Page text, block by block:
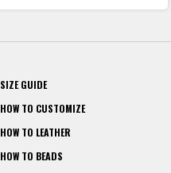
SIZE GUIDE
HOW TO CUSTOMIZE
HOW TO LEATHER
HOW TO BEADS